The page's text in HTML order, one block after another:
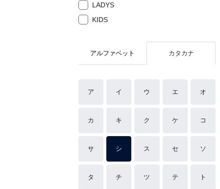
LADYS
KIDS
アルファベット カタカナ
ア イ ウ エ オ
カ キ ク ケ コ
サ シ ス セ ソ
タ チ ツ テ ト